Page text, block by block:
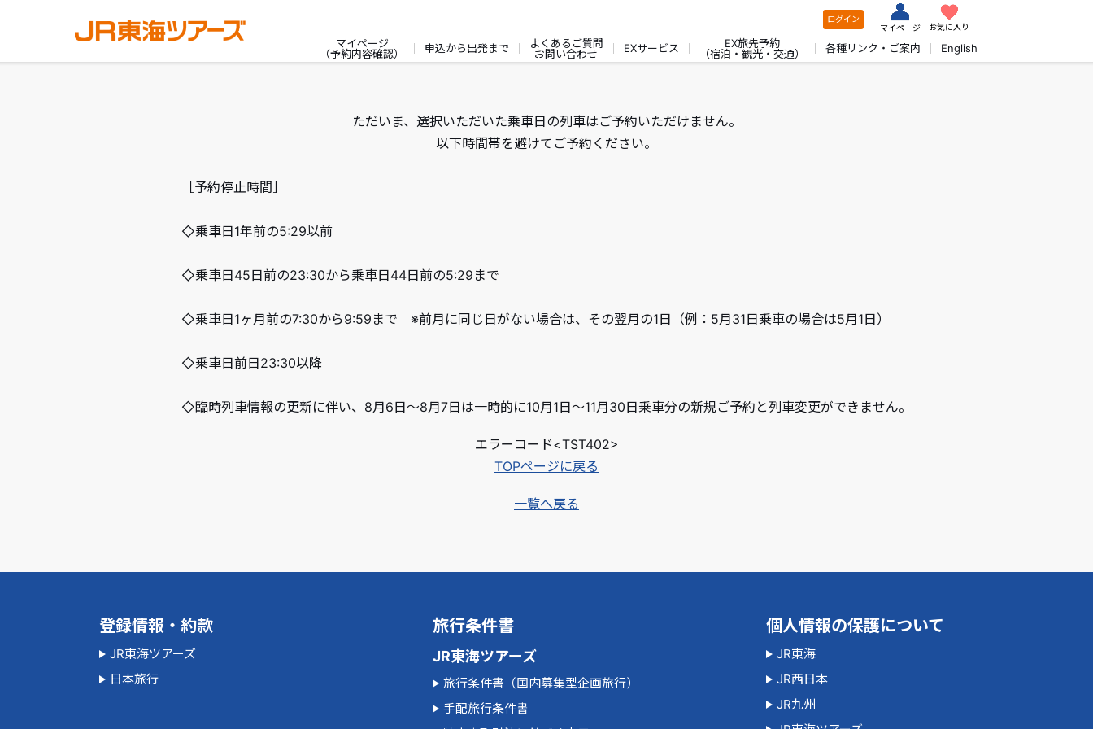
ログイン
マイページ
お気に入り
マイページ
（予約内容確認）
申込から出発まで
よくあるご質問
お問い合わせ
EXサービス
EX旅先予約
（宿泊・観光・交通）
各種リンク・ご案内 English
ただいま、選択いただいた乗車日の列車はご予約いただけません。
以下時間帯を避けてご予約ください。
［予約停止時間］
◇乗車日1年前の5:29以前
◇乗車日45日前の23:30から乗車日44日前の5:29まで
◇乗車日1ヶ月前の7:30から9:59まで ※前月に同じ日がない場合は、その翌月の1日（例：5月31日乗車の場合は5月1日）
◇乗車日前日23:30以降
◇臨時列車情報の更新に伴い、8月6日～8月7日は一時的に10月1日～11月30日乗車分の新規ご予約と列車変更ができません。
エラーコード<TST402>
TOPページに戻る
一覧へ戻る
登録情報・約款
JR東海ツアーズ
日本旅行
旅行条件書
JR東海ツアーズ
旅行条件書（国内募集型企画旅行）
手配旅行条件書
個人情報の保護について
JR東海
JR西日本
JR九州